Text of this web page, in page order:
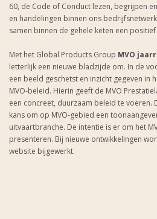
60, de Code of Conduct lezen, begrijpen
en handelingen binnen ons
samen binnen de gehele keten een
Met het Global Products Group MVO
letterlijk een nieuwe bladzijde om. In de
een beeld geschetst en inzicht gegeven in
MVO-beleid. Hierin geeft de MVO
een concreet, duurzaam beleid te voeren.
kans om op MVO-gebied een
uitvaartbranche. De intentie is er om het
presenteren. Bij nieuwe ontwikkelingen
website bijgewerkt.